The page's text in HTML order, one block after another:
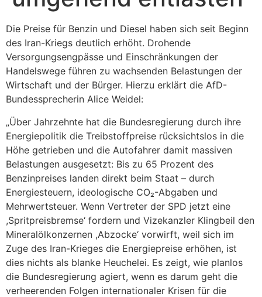
Die Preise für Benzin und Diesel haben sich seit Beginn
des Iran-Kriegs deutlich erhöht. Drohende
Versorgungsengpässe und Einschränkungen der
Handelswege führen zu wachsenden Belastungen der
Wirtschaft und der Bürger. Hierzu erklärt die AfD-
Bundessprecherin Alice Weidel:
„Über Jahrzehnte hat die Bundesregierung durch ihre
Energiepolitik die Treibstoffpreise rücksichtslos in die
Höhe getrieben und die Autofahrer damit massiven
Belastungen ausgesetzt: Bis zu 65 Prozent des
Benzinpreises landen direkt beim Staat – durch
Energiesteuern, ideologische CO₂-Abgaben und
Mehrwertsteuer. Wenn Vertreter der SPD jetzt eine
,Spritpreisbremse‘ fordern und Vizekanzler Klingbeil den
Mineralölkonzernen ,Abzocke‘ vorwirft, weil sich im
Zuge des Iran-Krieges die Energiepreise erhöhen, ist
dies nichts als blanke Heuchelei. Es zeigt, wie planlos
die Bundesregierung agiert, wenn es darum geht die
verheerenden Folgen internationaler Krisen für die